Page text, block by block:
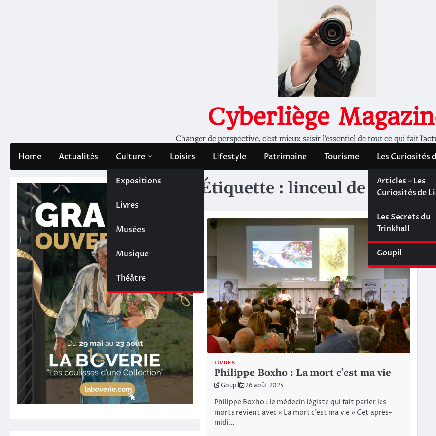
Cyberliège
Changer de perspective, c'est mieux saisir l'essentiel de tout ce qui fait
Home Actualités Culture
Expositions
Livres
Musées
Musique
Théâtre
Loisirs Lifestyle Patrimoine Tourisme Les Curiosités
Les Curiosités de
Liège
Articles – Les
Curiosités de
Les dossiers de
Cyberliège
Les Secrets du
Trinkhall
Goupil
Étiquette :linceul de Turin
LIVRES
Philippe Boxho : La mort c’est ma vie
Goupil 26 août 2025
Philippe Boxho : le médecin légiste qui fait parler les
morts revient avec « La mort c’est ma vie » Cet après-
midi…